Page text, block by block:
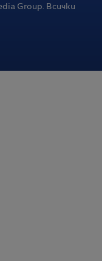
Group. Всички